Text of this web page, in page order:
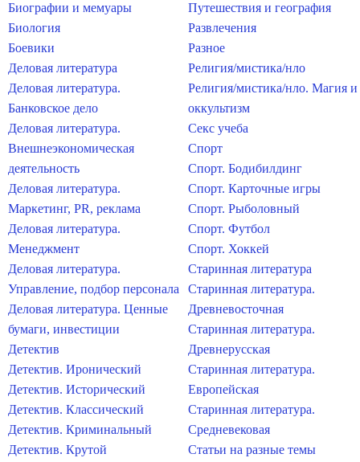
Биографии и мемуары
Биология
Боевики
Деловая литература
Деловая литература.
Банковское дело
Деловая литература.
Внешнеэкономическая
деятельность
Деловая литература.
Маркетинг, PR, реклама
Деловая литература.
Менеджмент
Деловая литература.
Управление, подбор персонала
Деловая литература. Ценные
бумаги, инвестиции
Детектив
Детектив. Иронический
Детектив. Исторический
Детектив. Классический
Детектив. Криминальный
Детектив. Крутой
Путешествия и география
Развлечения
Разное
Религия/мистика/нло
Религия/мистика/нло. Магия и
оккультизм
Секс учеба
Спорт
Спорт. Бодибилдинг
Спорт. Карточные игры
Спорт. Рыболовный
Спорт. Футбол
Спорт. Хоккей
Старинная литература
Старинная литература.
Древневосточная
Старинная литература.
Древнерусская
Старинная литература.
Европейская
Старинная литература.
Средневековая
Статьи на разные темы